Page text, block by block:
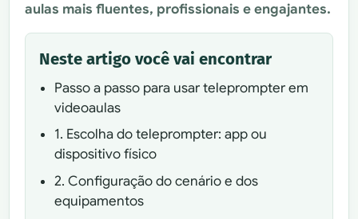
aulas mais fluentes, profissionais e engajantes.
Neste artigo você vai encontrar
Passo a passo para usar teleprompter em
videoaulas
1. Escolha do teleprompter: app ou
dispositivo físico
2. Configuração do cenário e dos
equipamentos